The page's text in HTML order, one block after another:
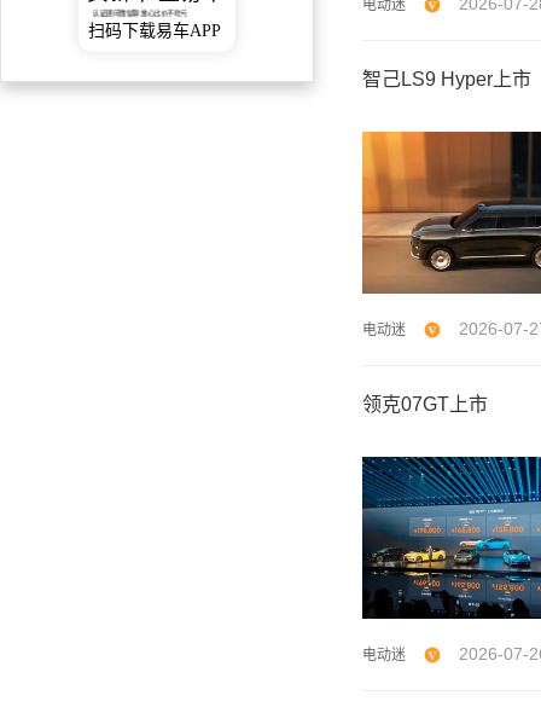
认证顾问微信聊 放心比价不吃亏
扫码下载易车APP
电动迷
智己LS9 Hyper上市
电动迷 2026-07-
领克07GT上市
电动迷 2026-07-